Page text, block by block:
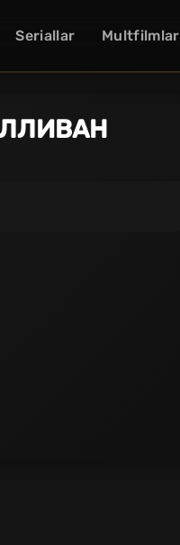
Seriallar Multfilmlar